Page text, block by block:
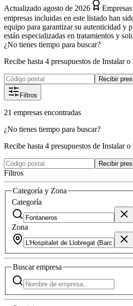
Actualizado agosto de 2026
empresas incluidas en este listado han
equipo para garantizar su autenticidad y
están especializadas en tratamientos y
¿No tienes tiempo para buscar?
Recibe hasta 4 presupuestos de Instalar
Recibir
Filtros
21 empresas encontradas
¿No tienes tiempo para buscar?
Recibe hasta 4 presupuestos de Instalar
Recibir
Filtros
Categoría y Zona
Categoría
Zona
Buscarempresa